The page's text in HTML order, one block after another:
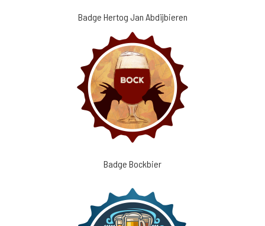
Badge Hertog Jan Abdijbieren
Badge Bockbier